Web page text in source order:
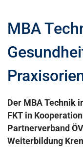
MBA
Der MBA Technik
FKT in
Partnerverband
Weiterbildung